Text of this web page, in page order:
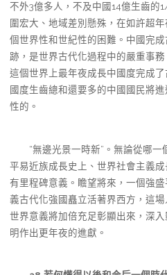
不外3億多人，不及中國14億生齒的
圍宏大、地域差別懸殊，在如許超
個世界性和世紀性的困難。中國完
跡，是世界古代化過程中的嚴重事
這個世界上最年夜成長中國度完成
國度生齒總和還要多的中國國民將
性的。
“無邊光景一時新”。無論從哪一
平易近族成長史上、世界社會主義
有里程碑意義。瞻望將來，一個強
義古代化強國矗立活著界西方，這
世界意義將加倍充足彰顯出來，深
明作出更年夜的進獻。